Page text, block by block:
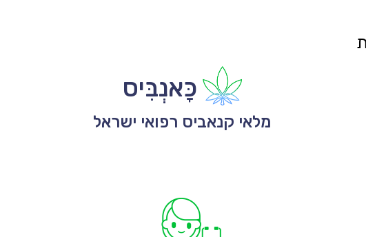
כָּאנְבִּיס
מלאי קנאביס רפואי ישראל